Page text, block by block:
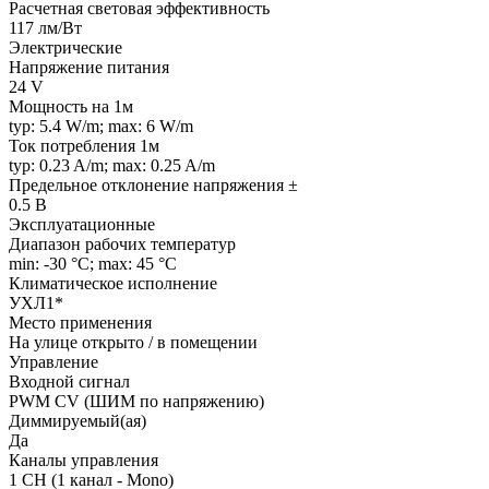
Расчетная световая эффективность
117 лм/Вт
Электрические
Напряжение питания
24 V
Мощность на 1м
typ: 5.4 W/m; max: 6 W/m
Ток потребления 1м
typ: 0.23 A/m; max: 0.25 A/m
Предельное отклонение напряжения ±
0.5 В
Эксплуатационные
Диапазон рабочих температур
min: -30 °C; max: 45 °C
Климатическое исполнение
УХЛ1*
Место применения
На улице открыто / в помещении
Управление
Входной сигнал
PWM СV (ШИМ по напряжению)
Диммируемый(ая)
Да
Каналы управления
1 CH (1 канал - Mono)